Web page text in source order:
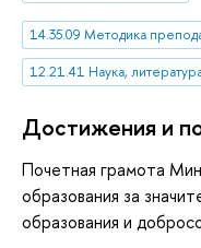
12.21.41 Наука,
Достижения и
Почетная грамота
образования за
образования и